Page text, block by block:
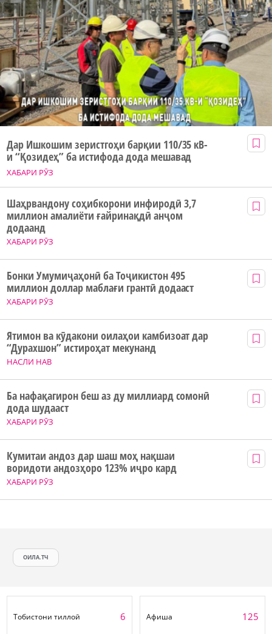
ХАБАРИ РӮЗ
Дар Ишкошим зеристгоҳи барқии 110/35 кВ-
и “Қозидеҳ” ба истифода дода мешавад
ХАБАРИ РӮЗ
Шаҳрвандону соҳибкорони инфиродӣ 3,7
миллион амалиёти ғайринақдӣ анҷом
додаанд
ХАБАРИ РӮЗ
Бонки Умумиҷаҳонӣ ба Тоҷикистон 495
миллион доллар маблағи грантӣ додааст
НАСЛИ НАВ
Ятимон ва кӯдакони оилаҳои камбизоат дар
“Дурахшон” истироҳат мекунанд
ХАБАРИ РӮЗ
Ба нафақагирон беш аз ду миллиард сомонӣ
дода шудааст
ХАБАРИ РӮЗ
Кумитаи андоз дар шаш моҳ нақшаи
воридоти андозҳоро 123% иҷро кард
ОИЛА.ТЧ
Тобистони тиллоӣ 6 Афиша 125